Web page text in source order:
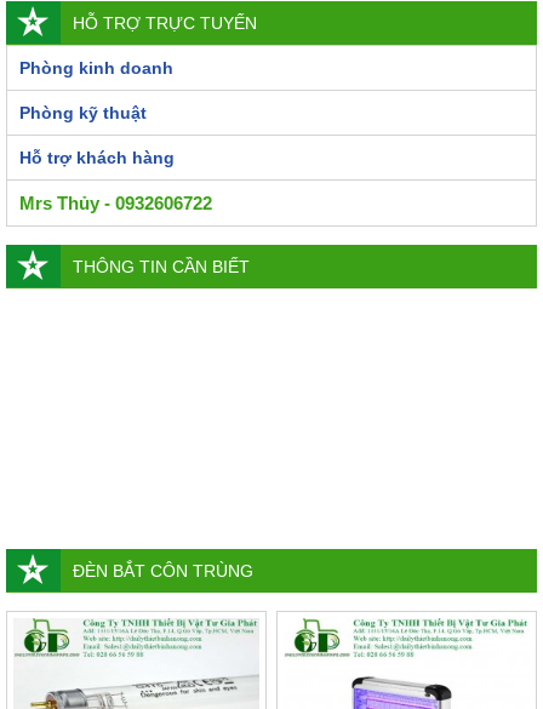
HỖ TRỢ TRỰC TUYẾN
Phòng kinh doanh
Phòng kỹ thuật
Hỗ trợ khách hàng
Mrs Thủy - 0932606722
THÔNG TIN CẦN BIẾT
ĐÈN BẮT CÔN TRÙNG